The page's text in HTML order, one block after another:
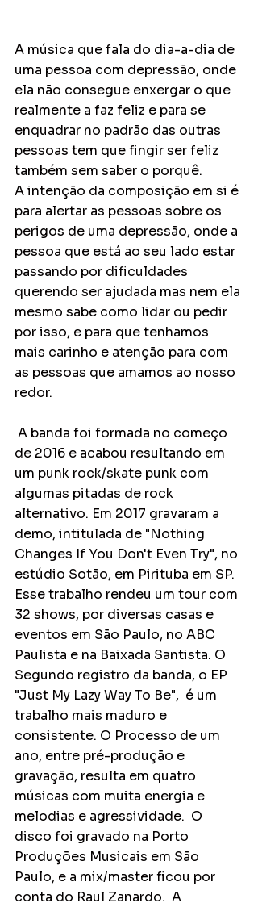
A música que fala do dia-a-dia de
uma pessoa com depressão, onde
ela não consegue enxergar o que
realmente a faz feliz e para se
enquadrar no padrão das outras
pessoas tem que fingir ser feliz
também sem saber o porquê.
A intenção da composição em si é
para alertar as pessoas sobre os
perigos de uma depressão, onde a
pessoa que está ao seu lado estar
passando por dificuldades
querendo ser ajudada mas nem ela
mesmo sabe como lidar ou pedir
por isso, e para que tenhamos
mais carinho e atenção para com
as pessoas que amamos ao nosso
redor.
de 2016 e acabou resultando em
um punk rock/skate punk com
algumas pitadas de rock
alternativo. Em 2017 gravaram a
demo, intitulada de "Nothing
Changes If You Don't Even Try", no
estúdio Sotão, em Pirituba em SP.
Esse trabalho rendeu um tour com
32 shows, por diversas casas e
eventos em São Paulo, no ABC
Paulista e na Baixada Santista. O
Segundo registro da banda, o EP
"Just My Lazy Way To Be",  é um
trabalho mais maduro e
consistente. O Processo de um
ano, entre pré-produção e
gravação, resulta em quatro
músicas com muita energia e
melodias e agressividade.  O
disco foi gravado na Porto
Produções Musicais em São
Paulo, e a mix/master ficou por
conta do Raul Zanardo.  A